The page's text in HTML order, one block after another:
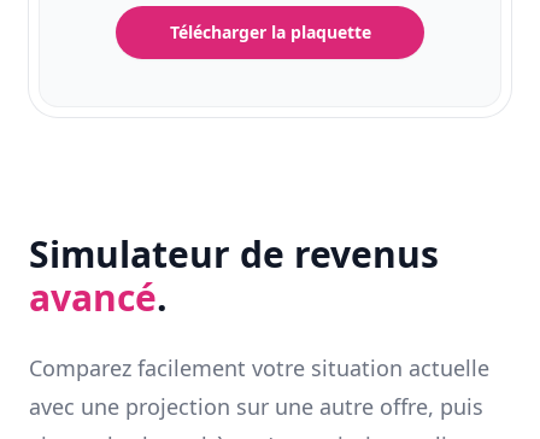
Télécharger la plaquette
Simulateur de revenus
avancé.
Comparez facilement votre situation actuelle
avec une projection sur une autre offre, puis